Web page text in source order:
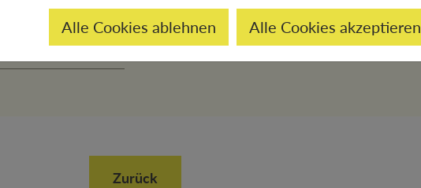
Zurück
Alle Cookies ablehnen Alle Cookies akzeptieren